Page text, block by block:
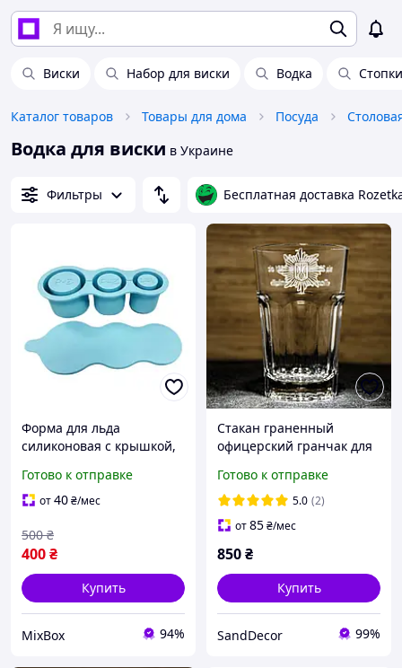
Виски Набор для виски Водка
Каталог товаров Товары для дома Посуда
Водка для виски в Украине
Фильтры Бесплатная доставка
Форма для льда
силиконовая с крышкой,
большие
цилиндрические кубики
коктейлей и напитков
Готово к отправке
от40₴/мес
400₴
500 ₴
Купить
MixBox 94%
Стакан граненный
офицерский гранчак для
гравировкой
Национальная полиция
на две стороны
Готово к отправке
5.0 (2)
от85₴/мес
850₴
Купить
SandDecor 99%